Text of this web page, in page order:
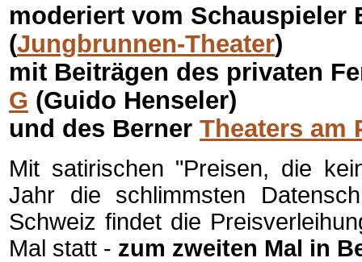
moderiert vom Schauspieler
(Jungbrunnen-Theater)
mit Beiträgen des privaten
G (Guido Henseler)
und des Berner Theaters am
Mit satirischen "Preisen, die
Jahr die schlimmsten
Schweiz findet die
Mal statt - zum zweiten Mal in